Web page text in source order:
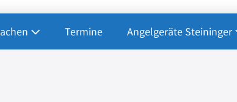
Termine Angelgeräte Steininger